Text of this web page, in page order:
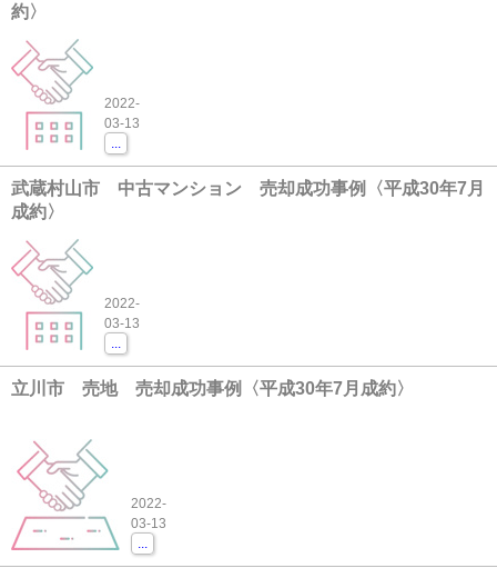
約〉
2022-
03-13
...
武蔵村山市 中古マンション 売却成功事例〈平成30年7月
成約〉
2022-
03-13
...
立川市 売地 売却成功事例〈平成30年7月成約〉
2022-
03-13
...